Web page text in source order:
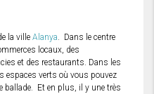
la ville Alanya. Dans le centre
locaux, des
et des restaurants. Dans les
espaces verts où vous pouvez
ballade. Et en plus, il y une très